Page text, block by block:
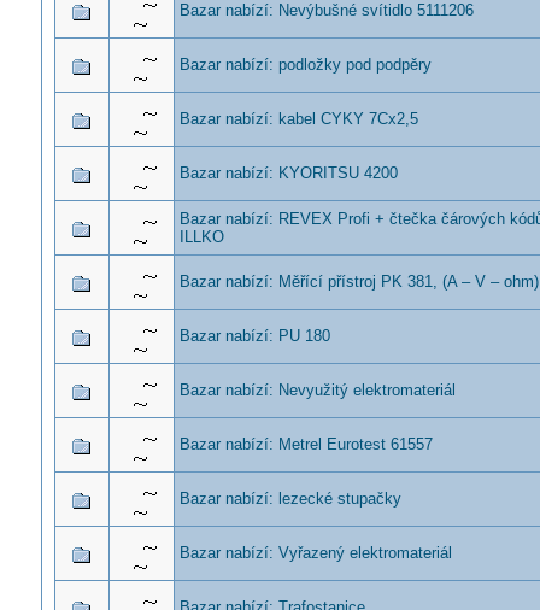
Bazar nabízí: Nevýbušné svítidlo 5111206
Bazar nabízí: podložky pod podpěry
Bazar nabízí: kabel CYKY 7Cx2,5
Bazar nabízí: KYORITSU 4200
Bazar nabízí: REVEX Profi + čtečka čárových
ILLKO
Bazar nabízí: Měřící přístroj PK 381, (A – V – ohm)
Bazar nabízí: PU 180
Bazar nabízí: Nevyužitý elektromateriál
Bazar nabízí: Metrel Eurotest 61557
Bazar nabízí: lezecké stupačky
Bazar nabízí: Vyřazený elektromateriál